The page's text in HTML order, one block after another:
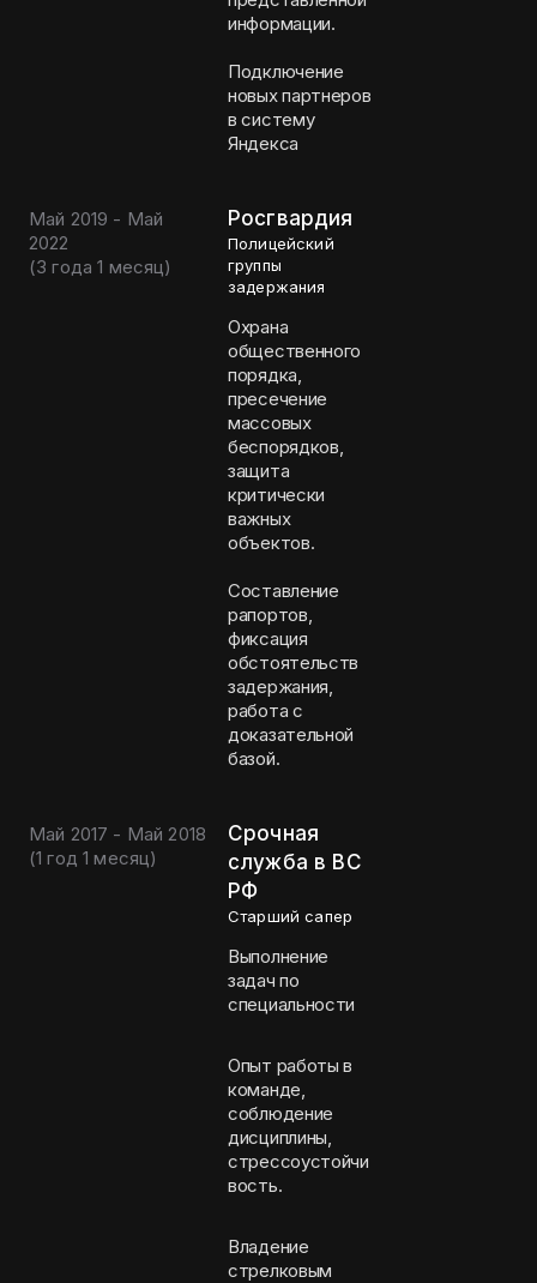
информации.
Подключение
новых партнеров
в систему
Яндекса
Май 2019 - Май
2022
(3 года 1 месяц)
Росгвардия
Полицейский
группы
задержания
Охрана
общественного
порядка,
пресечение
массовых
беспорядков,
защита
критически
важных
объектов.
Составление
рапортов,
фиксация
обстоятельств
задержания,
работа с
доказательной
базой.
Май 2017 - Май 2018
(1 год 1 месяц)
Срочная
служба в ВС
РФ
Старший сапер
Выполнение
задач по
специальности
Опыт работы в
команде,
соблюдение
дисциплины,
стрессоустойчи
вость.
Владение
стрелковым